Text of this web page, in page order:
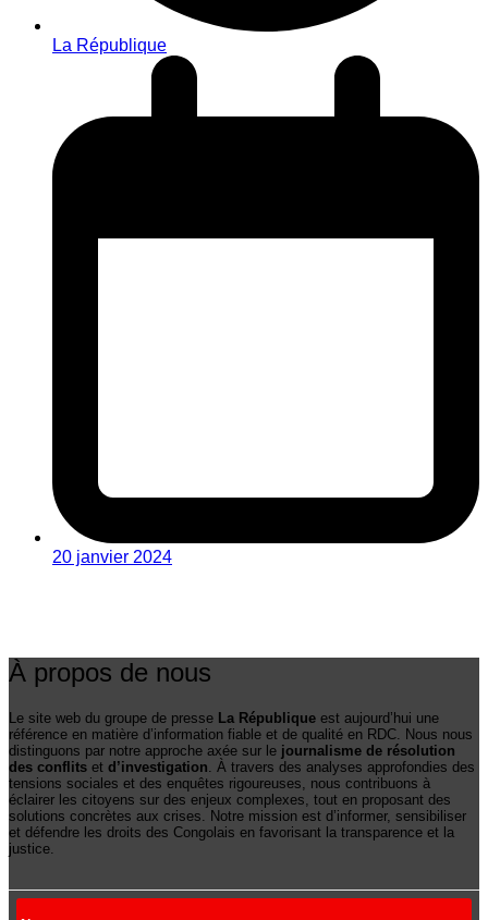
La République
20 janvier 2024
À propos de nous
Le site web du groupe de presse La République est aujourd’hui une
référence en matière d’information fiable et de qualité en RDC. Nous nous
distinguons par notre approche axée sur le journalisme de résolution
des conflits et d’investigation . À travers des analyses approfondies des
tensions sociales et des enquêtes rigoureuses, nous contribuons à
éclairer les citoyens sur des enjeux complexes, tout en proposant des
solutions concrètes aux crises. Notre mission est d’informer, sensibiliser
et défendre les droits des Congolais en favorisant la transparence et la
justice.